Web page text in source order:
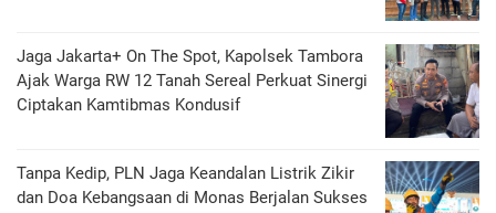
Jaga Jakarta+ On The Spot, Kapolsek Tambora
Ajak Warga RW 12 Tanah Sereal Perkuat Sinergi
Ciptakan Kamtibmas Kondusif
Tanpa Kedip, PLN Jaga Keandalan Listrik Zikir
dan Doa Kebangsaan di Monas Berjalan Sukses